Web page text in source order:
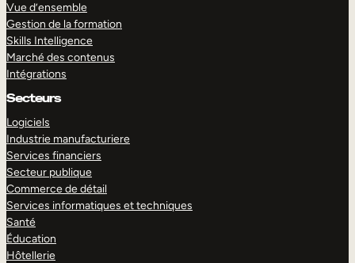
Vue d’ensemble
Gestion de la formation
Skills Intelligence
Marché des contenus
Intégrations
Secteurs
Logiciels
Industrie manufacturiere
Services financiers
Secteur publique
Commerce de détail
Services informatiques et techniques
Santé
Éducation
Hôtellerie